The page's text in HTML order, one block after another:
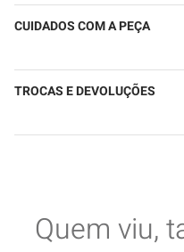
CUIDADOS COM A PEÇA
TROCAS E DEVOLUÇÕES
Quem viu,